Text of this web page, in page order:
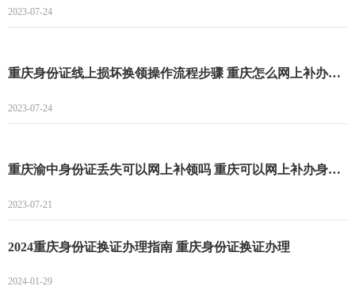
2023-07-24
重庆身份证线上损坏换领操作流程步骤 重庆怎么网上补办身份证
2023-07-24
重庆渝中身份证丢失可以网上补领吗 重庆可以网上补办身份证吗
2023-07-21
2024重庆身份证换证办理指南 重庆身份证换证办理
2024-01-29